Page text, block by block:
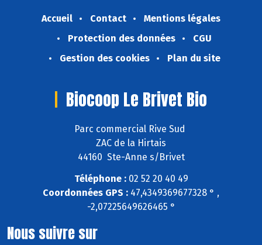
Accueil Contact
Mentions légales
Protection des données
CGU
Gestion des cookies
Plan du site
Biocoop Le Brivet Bio
Parc commercial Rive Sud
ZAC de la Hirtais
44160 Ste-Anne s/Brivet
Téléphone :02 52 20 40 49
Coordonnées GPS : 47,4349369677328 ° ,
-2,07225649626465 °
Nous suivre sur